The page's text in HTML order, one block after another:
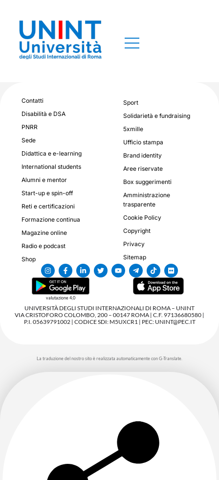
Contatti
Disabilità e DSA
PNRR
Sede
Didattica e e-learning
International students
Alumni e mentor
Start-up e spin-off
Reti e certificazioni
Formazione continua
Magazine online
Radio e podcast
Shop
Sport
Solidarietà e fundraising
5xmille
Ufficio stampa
Brand identity
Aree riservate
Box suggerimenti
Amministrazione
trasparente
Cookie Policy
Copyright
Privacy
Sitemap
valutazione 4,0
UNIVERSITÀ DEGLI STUDI INTERNAZIONALI DI ROMA – UNINT
VIA CRISTOFORO COLOMBO, 200 – 00147 ROMA | C.F. 97136680580 |
P.I. 05639791002 | CODICE SDI: M5UXCR1 | PEC: UNINT@PEC.IT
La traduzione del nostro sito è realizzata automaticamente con G-Translate.